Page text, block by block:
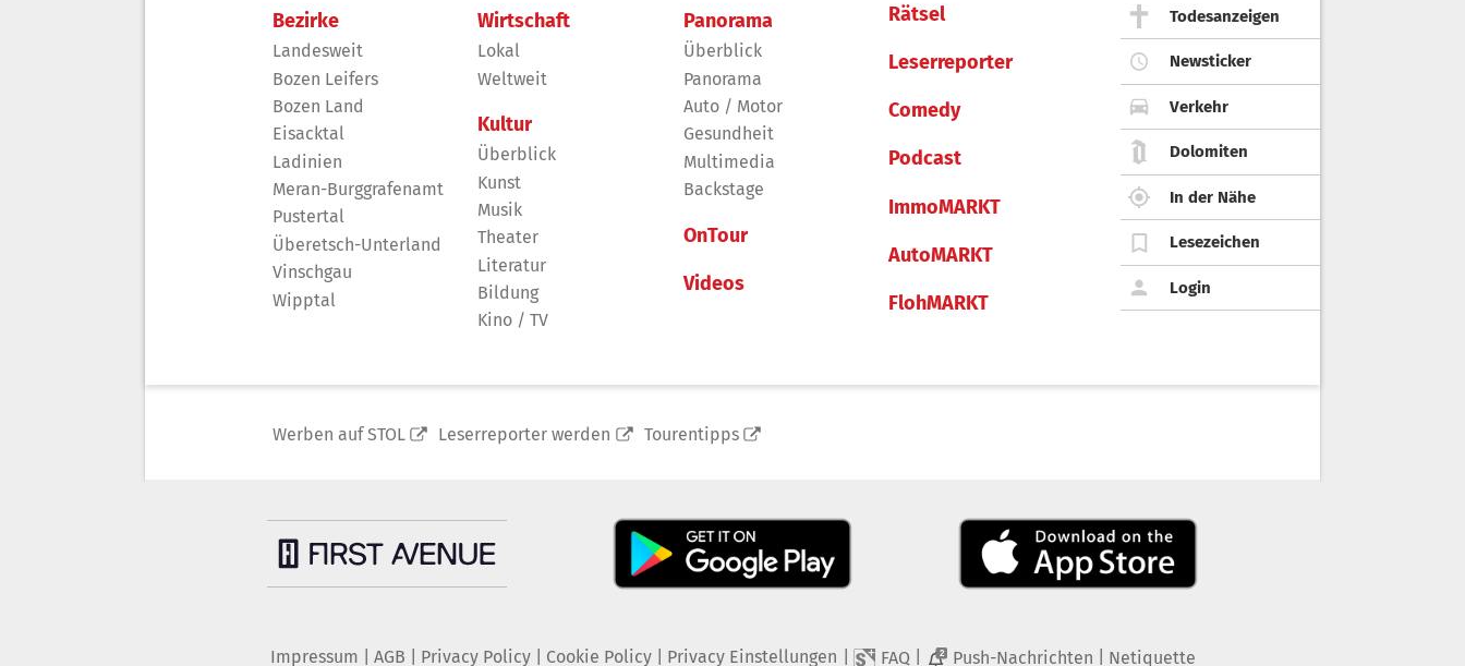
Bezirke
Landesweit
Bozen Leifers
Bozen Land
Eisacktal
Ladinien
Meran-Burggrafenamt
Pustertal
Überetsch-Unterland
Vinschgau
Wipptal
Wirtschaft
Lokal
Weltweit
Kultur
Überblick
Kunst
Musik
Theater
Literatur
Bildung
Kino / TV
Panorama
Überblick
Panorama
Auto / Motor
Gesundheit
Multimedia
Backstage
OnTour
Videos
Rätsel
Leserreporter
Comedy
Podcast
ImmoMARKT
AutoMARKT
FlohMARKT
Todesanzeigen
Newsticker
Verkehr
Dolomiten
In der Nähe
Lesezeichen
Login
Werben auf STOL Leserreporter werden Tourentipps
Impressum AGB Privacy Policy| Cookie Policy| Privacy Einstellungen FAQ 2 Push-Nachrichten Netiquette